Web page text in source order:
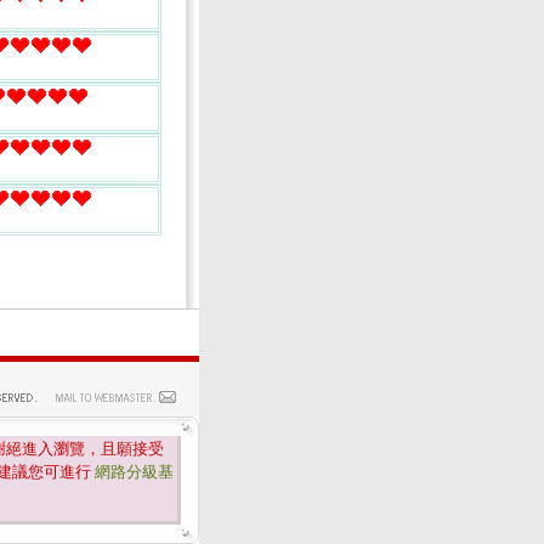
絕進入瀏覽，且願接受
議您可進行網路分級基